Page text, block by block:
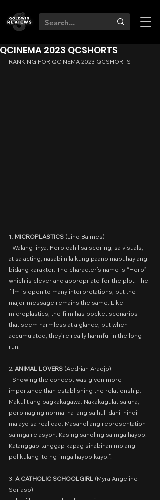
QCINEMA 2023 QCSHORTS
RANKING FOR QCINEMA 2023 QCSHORTS
1. MICROPLASTICS (Lino Balmes)
- Walang linya. Pero dahil sa scoring, sa visuals,
at sa acting, nasabi nila kung paano mabuhay ang
bidang karakter. The character’s name is “Hero”
which is clever and appropriate for the plot. The
film is open to many interpretations, but the
major message remains the same. Like
microplastics, the film has pocket scenarios
that seem harmless at a glance, but when
accumulated, they’re really harmful in the long
run.
2. ANIMAL LOVERS (Aedrian Araojo)
- Showing the concept was given more
importance than establishing the relationship.
Makulit ang pagkakagawa. Nakakagulat sa una,
pero naging normal na lang sa huli dahil hindi
malayo sa realidad. Masahol ang representation
sa mga relasyon. Kasing sahol ng sa mga hayop.
Katanggap-tanggap kapag sinabihan mo ang
pelikulang ito ng “mga hayop kayo!”.
3. A CATHOLIC SCHOOLGIRL (Myra Angeline
Soriaso)